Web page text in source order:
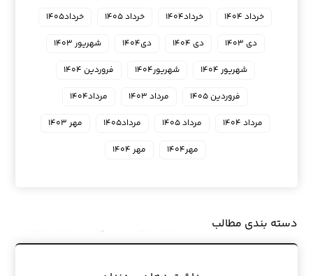
خرداد ۱۴۰۴
خرداد۱۴۰۴ خرداد ۱۴۰۵
خرداد۱۴۰۵
دی ۱۴۰۳
دی ۱۴۰۴ دی۱۴۰۴
شهریور ۱۴۰۳
شهریور ۱۴۰۴
شهریور۱۴۰۴
فروردین ۱۴۰۴
فروردین ۱۴۰۵
مرداد ۱۴۰۳
مرداد۱۴۰۴
مرداد ۱۴۰۴
مرداد ۱۴۰۵ مرداد۱۴۰۵
مهر ۱۴۰۳
مهر۱۴۰۴
مهر ۱۴۰۴
دسته بندی مطالب